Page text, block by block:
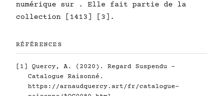
numérique sur . Elle fait partie de la
collection [1413] [3].
RÉFÉRENCES
[1] Quercy, A. (2020). Regard Suspendu -
Catalogue Raisonné.
https://arnaudquercy.art/fr/catalogue-